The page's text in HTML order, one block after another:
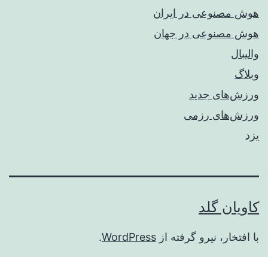
هوش مصنوعی در ایران
هوش مصنوعی در جهان
والیبال
وبلاگ
ورزش‌های جدید
ورزش‌های رزمی
یزد
کاویان گلد
با افتخار، نیرو گرفته از WordPress
.